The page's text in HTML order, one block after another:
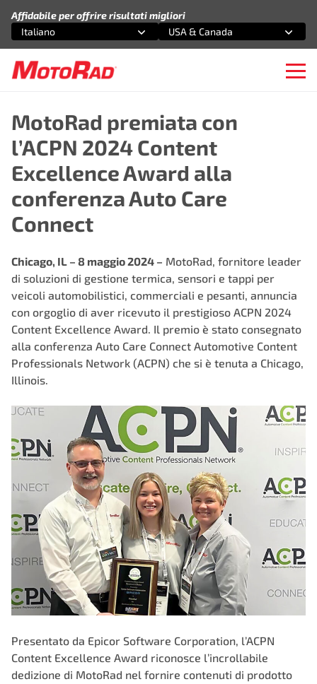
Affidabile per offrire risultati migliori
Seleziona un'opzione
Italiano
Seleziona un'opzione
USA & Canada
MotoRad premiata con
l’ACPN 2024 Content
Excellence Award alla
conferenza Auto Care
Connect
Chicago, IL – 8 maggio 2024 – MotoRad, fornitore leader
di soluzioni di gestione termica, sensori e tappi per
veicoli automobilistici, commerciali e pesanti, annuncia
con orgoglio di aver ricevuto il prestigioso ACPN 2024
Content Excellence Award. Il premio è stato consegnato
alla conferenza Auto Care Connect Automotive Content
Professionals Network (ACPN) che si è tenuta a Chicago,
Illinois.
Presentato da Epicor Software Corporation, l’ACPN
Content Excellence Award riconosce l’incrollabile
dedizione di MotoRad nel fornire contenuti di prodotto